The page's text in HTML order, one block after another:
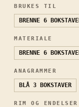
BRUKES TIL
BRENNE 6
MATERIALE
BRENNE 6
ANAGRAMMER
BLÅ 3 BOKSTAVER
RIM OG ENDELSER